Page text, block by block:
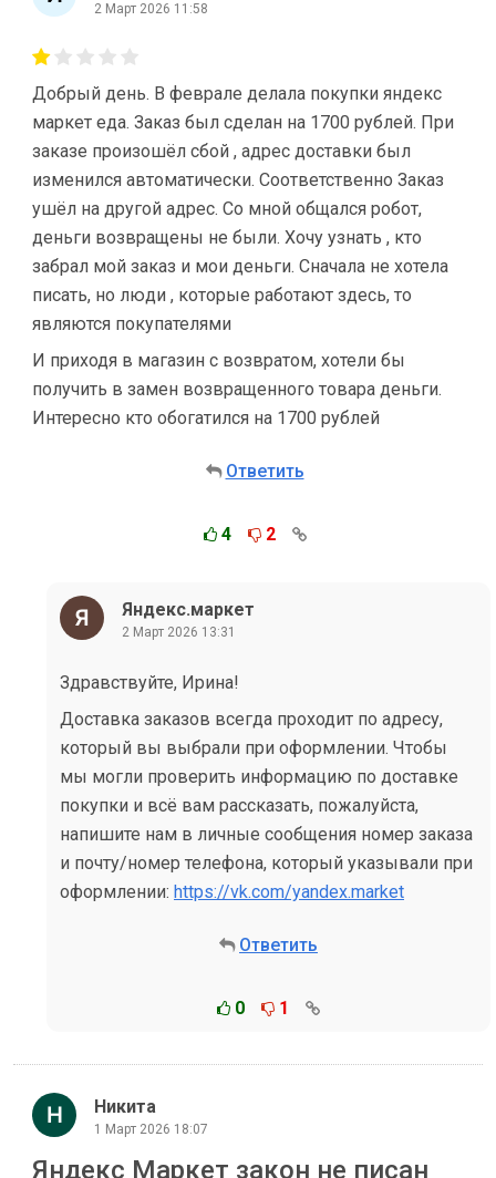
2 Март 2026 11:58
Добрый день. В феврале делала покупки яндекс
маркет еда. Заказ был сделан на 1700 рублей. При
заказе произошёл сбой , адрес доставки был
изменился автоматически. Соответственно Заказ
ушёл на другой адрес. Со мной общался робот,
деньги возвращены не были. Хочу узнать , кто
забрал мой заказ и мои деньги. Сначала не хотела
писать, но люди , которые работают здесь, то
являются покупателями
И приходя в магазин с возвратом, хотели бы
получить в замен возвращенного товара деньги.
Интересно кто обогатился на 1700 рублей
Ответить
4 2
Яндекс.маркет
2 Март 2026 13:31
Здравствуйте, Ирина!
Доставка заказов всегда проходит по адресу,
который вы выбрали при оформлении. Чтобы
мы могли проверить информацию по доставке
покупки и всё вам рассказать, пожалуйста,
напишите нам в личные сообщения номер заказа
и почту/номер телефона, который указывали при
оформлении: https://vk.com/yandex.market
Ответить
0 1
Никита
1 Март 2026 18:07
Яндекс Маркет закон не писан